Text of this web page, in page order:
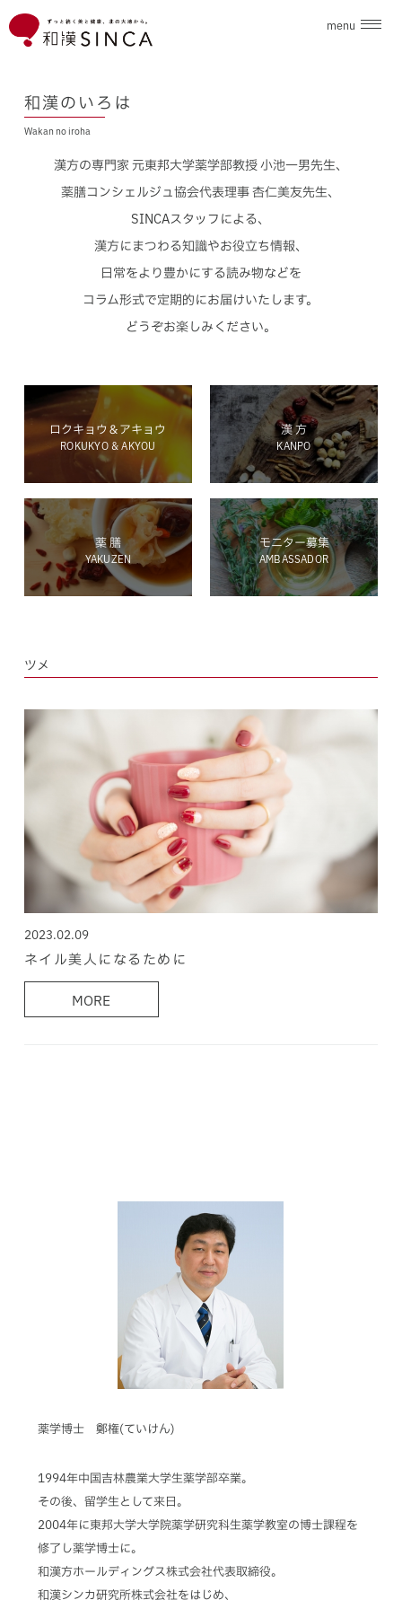
menu
ブランド
こだわり素材
ホールディングス サイト
Language
和漢のいろは
Wakan no iroha
漢方の専門家 元東邦大学薬学部教授 小池一男先生、
薬膳コンシェルジュ協会代表理事 杏仁美友先生、
SINCAスタッフによる、
漢方にまつわる知識やお役立ち情報、
日常をより豊かにする読み物などを
コラム形式で定期的にお届けいたします。
どうぞお楽しみください。
ロクキョウ＆アキョウ
ROKUKYO & AKYOU
漢 方
KANPO
薬 膳
YAKUZEN
モニター募集
AMBASSADOR
ツメ
2023.02.09
ネイル美人になるために
MORE
薬学博士 鄭権(ていけん)
1994年中国吉林農業大学生薬学部卒業。
その後、留学生として来日。
2004年に東邦大学大学院薬学研究科生薬学教室の博士課程を
修了し薬学博士に。
和漢方ホールディングス株式会社代表取締役。
和漢シンカ研究所株式会社をはじめ、